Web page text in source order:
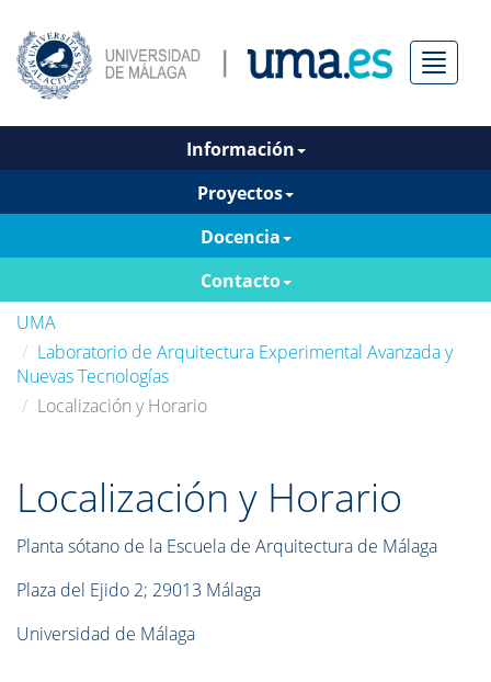
Menú
Información
Proyectos
Docencia
Contacto
UMA
Laboratorio de Arquitectura Experimental Avanzada y
Nuevas Tecnologías
Localización y Horario
Localización y Horario
Planta sótano de la Escuela de Arquitectura de Málaga
Plaza del Ejido 2; 29013 Málaga
Universidad de Málaga